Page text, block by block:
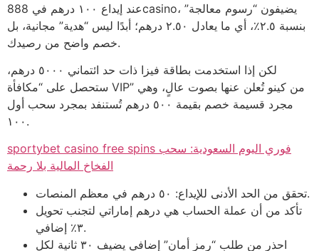
عند إيداع ١٠٠ درهم في 888casino، يضيفون “رسوم معالجة”
بنسبة ٢.٥٪، أي ما يعادل ٢.٥٠ درهم؛ أبدًا ليس “هدية” مجانية، بل
خصم واضح من رصيدك.
لكن إذا استخدمت بطاقة فيزا ذات حد ائتماني ٥٠٠٠ درهم،
ستحصل على “مكافأة VIP” من كينو تُعلن عنها بصوت عالٍ، وهي
مجرد قسيمة خصم بقيمة ٥٠٠ درهم تُستنفد بمجرد سحب أول
١٠٠.
sportybet casino free spins فوري اليوم السعودية: سحب
الفخاخ المالية بلا رحمة
تحقق من الحد الأدنى للإيداع: ٥٠ درهم في معظم المنصات.
تأكد من أن عملة الحساب هي درهم إماراتي لتجنب تحويل
٣٪ إضافي.
احذر من طلب “رمز أمان” إضافي يضيف ٣٠ ثانية لكل